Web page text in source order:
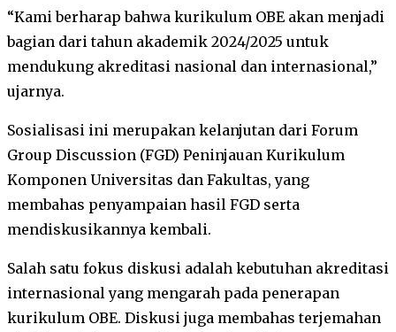
“Kami berharap bahwa kurikulum OBE akan menjadi
bagian dari tahun akademik 2024/2025 untuk
mendukung akreditasi nasional dan internasional,”
ujarnya.
Sosialisasi ini merupakan kelanjutan dari Forum
Group Discussion (FGD) Peninjauan Kurikulum
Komponen Universitas dan Fakultas, yang
membahas penyampaian hasil FGD serta
mendiskusikannya kembali.
Salah satu fokus diskusi adalah kebutuhan akreditasi
internasional yang mengarah pada penerapan
kurikulum OBE. Diskusi juga membahas terjemahan